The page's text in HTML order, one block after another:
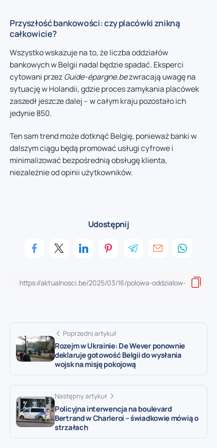
Przyszłość bankowości: czy placówki znikną
całkowicie?
Wszystko wskazuje na to, że liczba oddziałów
bankowych w Belgii nadal będzie spadać. Eksperci
cytowani przezGuide-épargne.bezwracają uwagę na
sytuację w Holandii, gdzie proces zamykania placówek
zaszedł jeszcze dalej – w całym kraju pozostało ich
jedynie 850.
Ten sam trend może dotknąć Belgię, ponieważ banki w
dalszym ciągu będą promować usługi cyfrowe i
minimalizować bezpośrednią obsługę klienta,
niezależnie od opinii użytkowników.
Udostępnij
Poprzedni artykuł
Rozejm w Ukrainie: De Wever ponownie
deklaruje gotowość Belgii do wysłania
wojsk na misję pokojową
Następny artykuł
Policyjna interwencja na boulevard
Bertrand w Charleroi – świadkowie mówią o
strzałach